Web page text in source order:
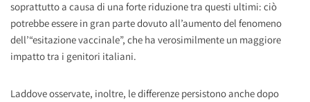
soprattutto a causa di una forte riduzione tra questi ultimi: ciò
potrebbe essere in gran parte dovuto all’aumento del fenomeno
dell’“esitazione vaccinale”, che ha verosimilmente un maggiore
impatto tra i genitori italiani.
Laddove osservate, inoltre, le differenze persistono anche dopo